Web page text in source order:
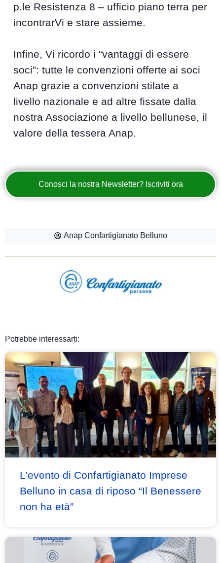
p.le Resistenza 8 – ufficio piano terra per
incontrarVi e stare assieme.
Infine, Vi ricordo i “vantaggi di essere
soci”: tutte le convenzioni offerte ai soci
Anap grazie a convenzioni stilate a
livello nazionale e ad altre fissate dalla
nostra Associazione a livello bellunese, il
valore della tessera Anap.
Conosci la nostra Newsletter? Iscriviti ora
Anap Confartigianato Belluno
Potrebbe interessarti:
L’evento di Confartigianato Imprese
Belluno in casa di riposo “Il Benessere
non ha età”